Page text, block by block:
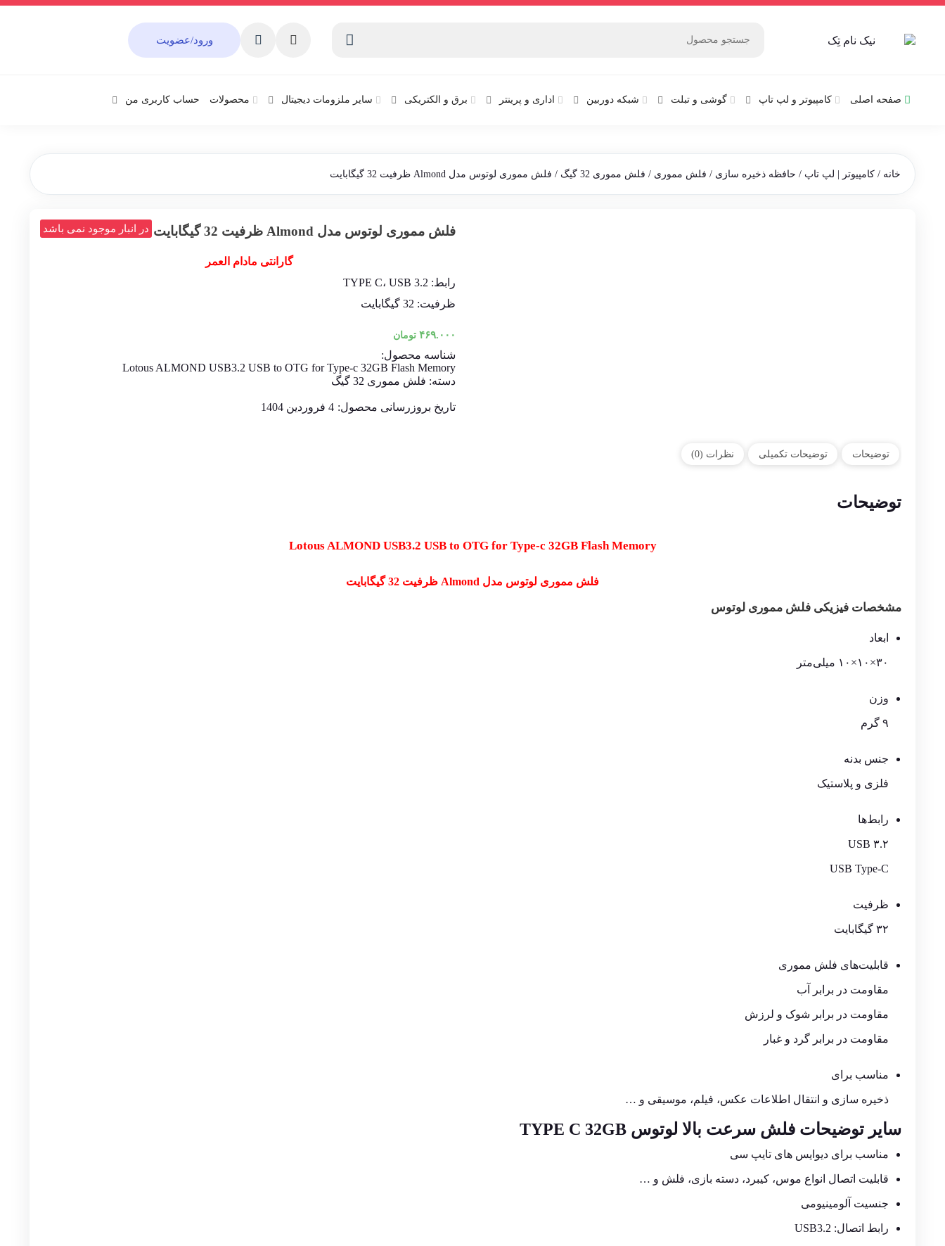
ورود/عضویت
صفحه اصلی کامپیوتر و‌‌‌‌‌ لپ تاپ گوشی و تبلت شبکه دوربین اداری و پرینتر برق و الکتریکی سایر ملزومات دیجیتال محصولات حساب کاربری من
خانه / کامپیوتر | لپ تاپ / حافظه ذخیره سازی / فلش مموری / فلش مموری 32 گیگ / فلش مموری لوتوس مدل Almond ظرفیت 32 گیگابایت
فلش مموری لوتوس مدل Almond ظرفیت 32 گیگابایت
گارانتی مادام العمر
رابط: TYPE C، USB 3.2
ظرفیت: 32 گیگابایت
۴۶۹.۰۰۰ تومان
در انبار موجود نمی باشد
شناسه محصول:
Lotous ALMOND USB3.2 USB to OTG for Type-c 32GB Flash Memory
دسته: فلش مموری 32 گیگ
تاریخ بروزرسانی محصول: 4 فروردین 1404
توضیحات توضیحات تکمیلی نظرات (0)
توضیحات
Lotous ALMOND USB3.2 USB to OTG for Type-c 32GB Flash Memory
فلش مموری لوتوس مدل Almond ظرفیت 32 گیگابایت
مشخصات فیزیکی فلش مموری لوتوس
ابعاد
۳۰×۱۰×۱۰ میلی‌متر
وزن
۹ گرم
جنس بدنه
فلزی و پلاستیک
رابط‌ها
USB ۳.۲
USB Type-C
ظرفیت
۳۲ گیگابایت
قابلیت‌های فلش مموری
مقاومت در برابر آب
مقاومت در برابر شوک و لرزش
مقاومت در برابر گرد و غبار
مناسب برای
ذخیره سازی و انتقال اطلاعات عکس، فیلم، موسیقی و …
سایر توضیحات فلش سرعت بالا لوتوس TYPE C 32GB
مناسب برای دیوایس های تایپ سی
قابلیت اتصال انواع موس، کیبرد، دسته بازی، فلش و …
جنسیت آلومینیومی
رابط اتصال: USB3.2